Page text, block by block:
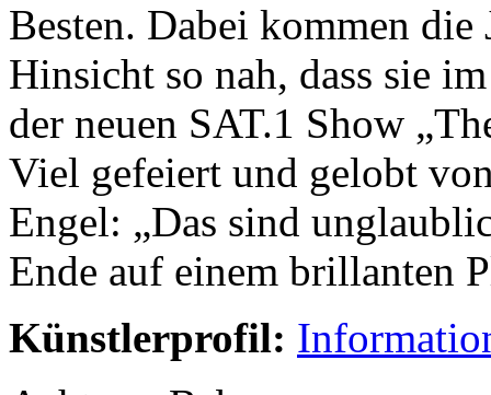
Besten. Dabei kommen die
Hinsicht so nah, dass sie
der neuen SAT.1 Show
Viel gefeiert und gelobt
Engel: „Das sind
Ende auf einem brillanten
Künstlerprofil: